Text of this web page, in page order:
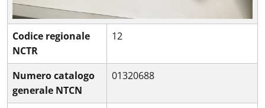
Codice regionale
NCTR
12
Numero catalogo
generale NTCN
01320688